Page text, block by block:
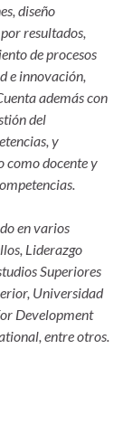
diseño
resultados,
de procesos
e innovación,
además con
del
y
como docente y
en varios
Liderazgo
Superiores
Universidad
Development
entre otros.